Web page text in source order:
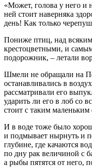
«Может, голова у него и
ней стоит наверняка
день! Как только
Пониже птиц, над
крестоцветными, и
подорожник, – летали
Шмели не обращали на
останавливались в
рассматривали его
ударить ли его в лоб со
стоит с таким маленьким
И в воде тоже было
и подмывает нырнуть и
глубине, где качаются
по дну рак величиной с
а рыбы пятятся от него,